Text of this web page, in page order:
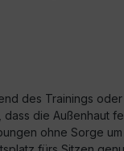
des Trainings
die Außenhaut
ohne Sorge